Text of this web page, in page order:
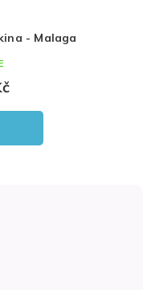
Dámské